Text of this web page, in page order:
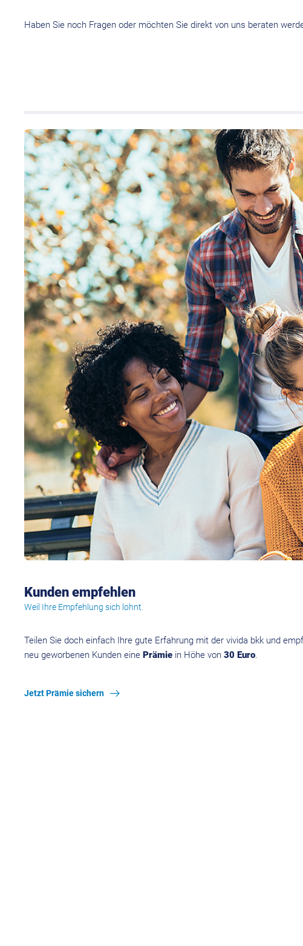
Haben Sie noch Fragen oder möchten Sie direkt von uns beraten
Kunden empfehlen
Weil Ihre Empfehlung sich lohnt.
Teilen Sie doch einfach Ihre gute Erfahrung mit der vivida bkk und
neu geworbenen Kunden eine Prämie in Höhe von 30 Euro.
Jetzt Prämie sichern